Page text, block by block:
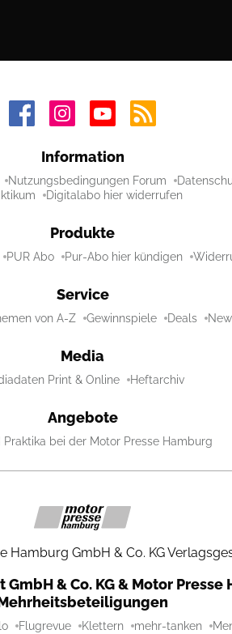
Information
Nutzungsbedingungen Forum
Digitalabo hier widerrufen
Produkte
PUR Abo Pur-Abo hier kündigen
Service
von A-Z Gewinnspiele Deals
Media
Print & Online Heftarchiv
Angebote
Praktika bei der Motor Presse Hamburg
Hamburg GmbH & Co. KG
& Co. KG & Motor Presse
Flugrevue Klettern mehr-tanken